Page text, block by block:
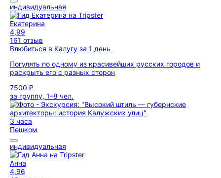
индивидуальная
Екатерина
4,99
161 отзыв
Влюбиться в Калугу за 1 день
Погулять по одному из красивейших русских городов и
раскрыть его с разных сторон
7500 ₽
за группу, 1–8 чел.
3 часа
Пешком
индивидуальная
Анна
4,96